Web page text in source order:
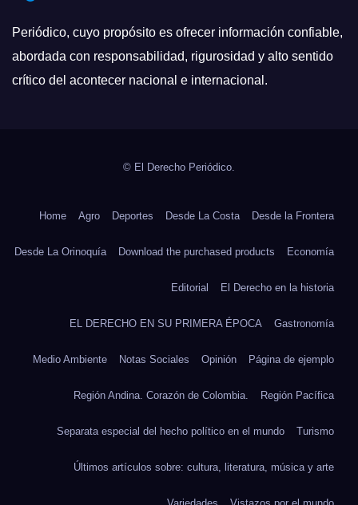
Periódico, cuyo propósito es ofrecer información confiable,
abordada con responsabilidad, rigurosidad y alto sentido
crítico del acontecer nacional e internacional.
© El Derecho Periódico.
Home Agro Deportes Desde La Costa Desde la Frontera
Desde La Orinoquía Download the purchased products Economía
Editorial El Derecho en la historia
EL DERECHO EN SU PRIMERA ÉPOCA Gastronomía
Medio Ambiente Notas Sociales Opinión Página de ejemplo
Región Andina. Corazón de Colombia. Región Pacífica
Separata especial del hecho político en el mundo Turismo
Últimos artículos sobre: cultura, literatura, música y arte